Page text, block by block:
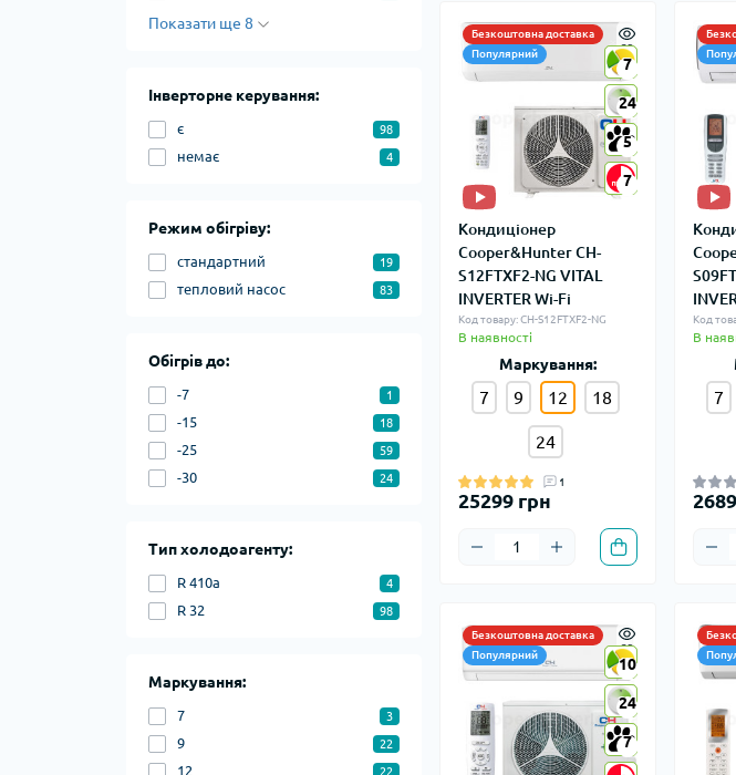
Показати ще 8
Інверторне керування:
є 98
немає 4
Режим обігріву:
стандартний 19
тепловий насос 83
Обігрів до:
-7 1
-15 18
-25 59
-30 24
Тип холодоагенту:
R 410a 4
R 32 98
Маркування:
7 3
9 22
12 22
Безкоштовна доставка
Популярний
7
24
5
7
7
24
5
7
Кондиціонер
Cooper&Hunter CH-
S12FTXF2-NG VITAL
INVERTER Wi-Fi
Код товару: CH-S12FTXF2-NG
В наявності
Маркування:
7 9 12 18
24
1
25299 грн
Код
В
7
Безкоштовна доставка
Популярний
10
24
7
10
24
7